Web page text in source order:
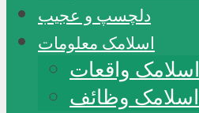
دلچسپ و عجیب
اسلامک معلومات
اسلامک واقعات
اسلامک وظائف